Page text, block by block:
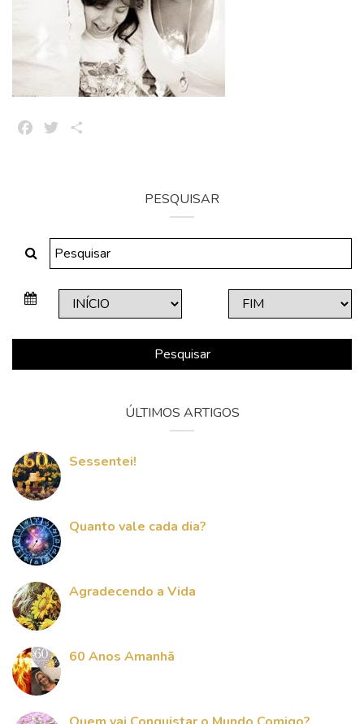
FacebookTwitter
PESQUISAR
Pesquisar
ÚLTIMOS ARTIGOS
Sessentei!
Quanto vale cada dia?
Agradecendo a Vida
60 Anos Amanhã